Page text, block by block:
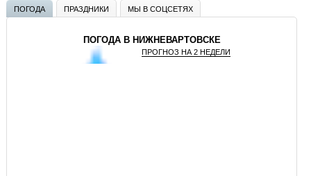
ПОГОДА ПРАЗДНИКИ МЫ В СОЦСЕТЯХ
ПОГОДА В НИЖНЕВАРТОВСКЕ
ПРОГНОЗ НА 2 НЕДЕЛИ